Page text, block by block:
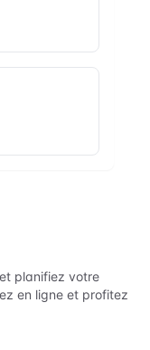
planifiez votre
en ligne et profitez